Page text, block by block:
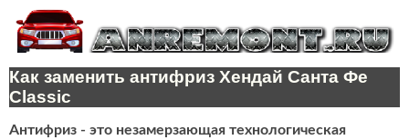
Как заменить антифриз Хендай Санта Фе
Classic
Антифриз - это незамерзающая технологическая